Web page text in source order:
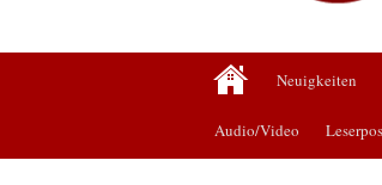
Neuigkeiten
Audio/Video